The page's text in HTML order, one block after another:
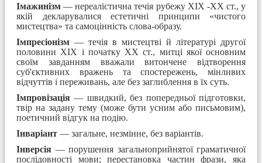
Імажинізм — нереалістична течія рубежу XIX -XX ст., у
якій декларувалися естетичні принципи «чистого
мистецтва» та самоцінність слова-образу.
Імпресіонізм — течія в мистецтві й літературі другої
половини XIX і початку XX ст., митці якої основним
своїм завданням вважали витончене відтворення
суб'єктивних вражень та спостережень, мінливих
відчуттів і переживань, але без заглиблення в їх суть.
Імпровізація — швидкий, без попередньої підготовки,
твір на задану тему (може бути усним або письмовим),
поетичний відгук на подію.
Інваріант — загальне, незмінне, без варіантів.
Інверсія — порушення загальноприйнятої граматичної
послідовності мови; перестановка частин фрази, яка